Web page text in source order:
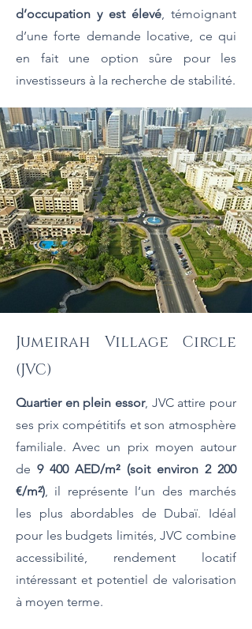
d’occupation y est élevé, témoignant
d’une forte demande locative, ce qui
en fait une option sûre pour les
investisseurs à la recherche de stabilité.
Jumeirah Village Circle
(JVC)
Quartier en plein essor, JVC attire pour
ses prix compétitifs et son atmosphère
familiale. Avec un prix moyen autour
de9 400 AED/m² (soit environ 2 200
€/m²), il représente l’un des marchés
les plus abordables de Dubaï. Idéal
pour les budgets limités, JVC combine
accessibilité, rendement locatif
intéressant et potentiel de valorisation
à moyen terme.